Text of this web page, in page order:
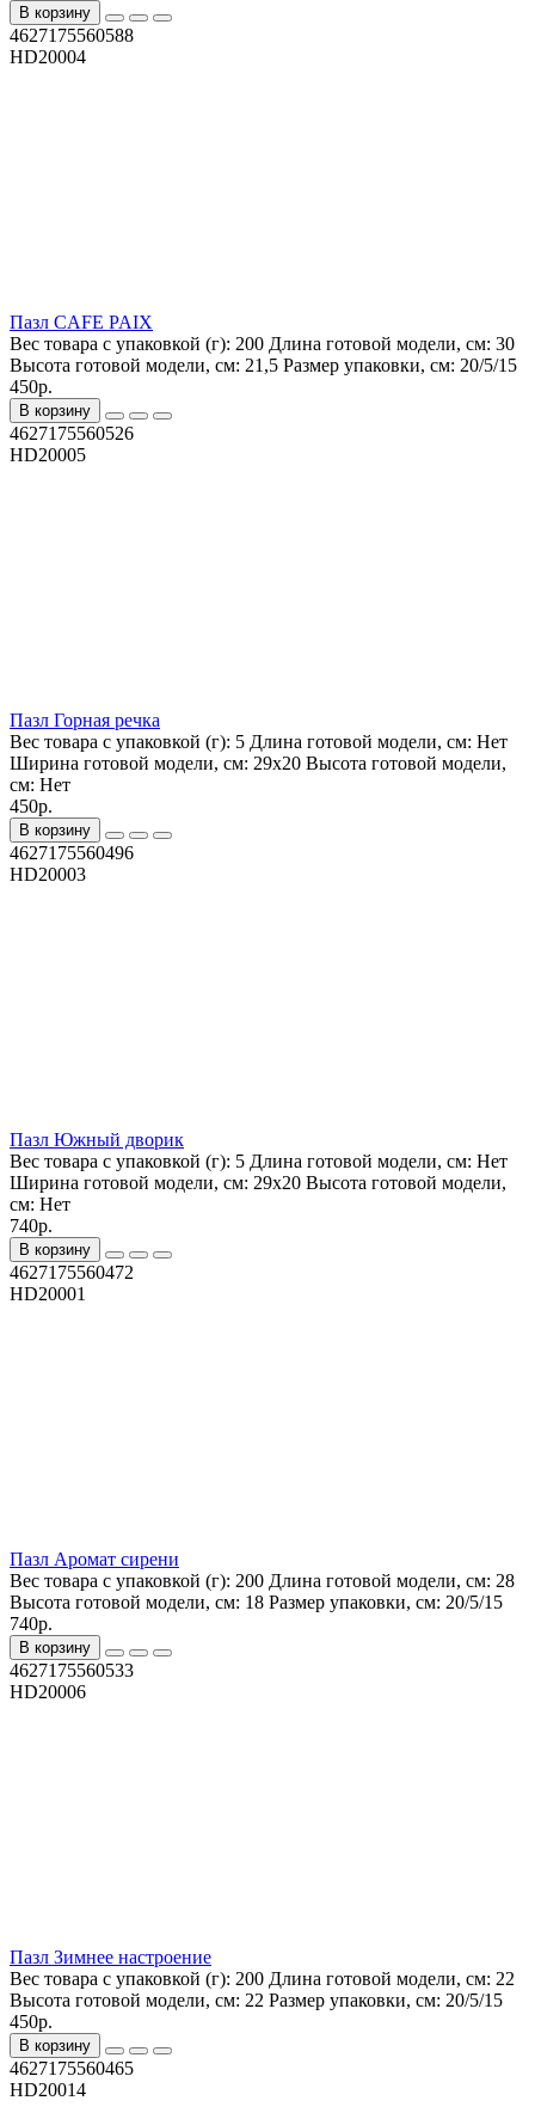
В корзину
4627175560588
HD20004
Пазл CAFE PAIX
Вес товара с упаковкой (г): 200 Длина готовой модели, см: 30
Высота готовой модели, см: 21,5 Размер упаковки, см: 20/5/15
450р.
В корзину
4627175560526
HD20005
Пазл Горная речка
Вес товара с упаковкой (г): 5 Длина готовой модели, см: Нет
Ширина готовой модели, см: 29х20 Высота готовой модели,
см: Нет
450р.
В корзину
4627175560496
HD20003
Пазл Южный дворик
Вес товара с упаковкой (г): 5 Длина готовой модели, см: Нет
Ширина готовой модели, см: 29х20 Высота готовой модели,
см: Нет
740р.
В корзину
4627175560472
HD20001
Пазл Аромат сирени
Вес товара с упаковкой (г): 200 Длина готовой модели, см: 28
Высота готовой модели, см: 18 Размер упаковки, см: 20/5/15
740р.
В корзину
4627175560533
HD20006
Пазл Зимнее настроение
Вес товара с упаковкой (г): 200 Длина готовой модели, см: 22
Высота готовой модели, см: 22 Размер упаковки, см: 20/5/15
450р.
В корзину
4627175560465
HD20014